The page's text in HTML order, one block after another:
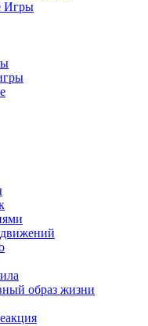
Игры
образ жизни